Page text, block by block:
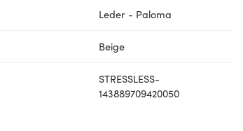
Leder - Paloma
Beige
STRESSLESS-
143889709420050